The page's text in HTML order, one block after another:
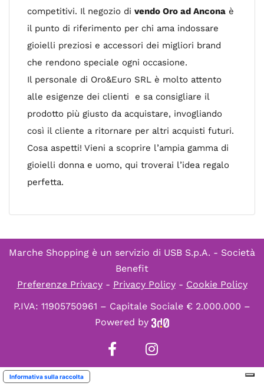
competitivi. Il negozio di vendo Oro ad Ancona è
il punto di riferimento per chi ama indossare
gioielli preziosi e accessori dei migliori brand
che rendono speciale ogni occasione.
Il personale di Oro&Euro SRL è molto attento
alle esigenze dei clienti e sa consigliare il
prodotto più giusto da acquistare, invogliando
così il cliente a ritornare per altri acquisti futuri.
Cosa aspetti! Vieni a scoprire l’ampia gamma di
gioielli donna e uomo, qui troverai l’idea regalo
perfetta.
Marche Shopping è un servizio di USB S.p.A. - Società
Benefit
Preferenze Privacy- Privacy Policy- Cookie Policy
P.IVA: 11905750961 – Capitale Sociale € 2.000.000 –
Powered by
Informativa sulla raccolta